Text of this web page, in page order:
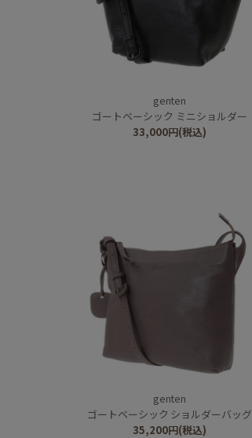
genten
ゴートベーシック ミニショルダー
33,000円(税込)
genten
ゴートベーシック ショルダーバッグ
35,200円(税込)